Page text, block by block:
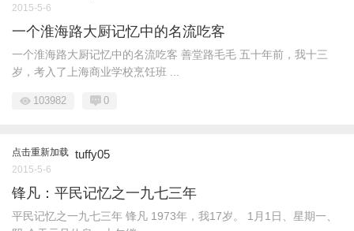
2015-5-6
一个淮海路大厨记忆中的名流吃客
一个淮海路大厨记忆中的名流吃客 善堂路毛毛 五十年前，我十三
岁，考入了上海商业学校烹饪班 ...
103982 0
点击重新加载 tuffy05
2015-5-6
锋凡：平民记忆之一九七三年
平民记忆之一九七三年 锋凡 1973年，我17岁。 1月1日、星期一、